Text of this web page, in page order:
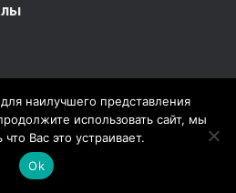
наилучшего представления
использовать сайт, мы
что Вас это устраивает.
Ok